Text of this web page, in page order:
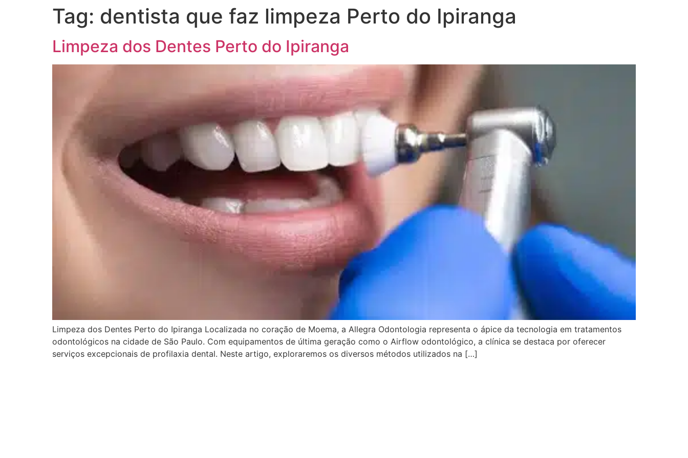
Tag: dentista que faz limpeza Perto do Ipiranga
Limpeza dos Dentes Perto do Ipiranga
Limpeza dos Dentes Perto do Ipiranga Localizada no coração de Moema, a Allegra Odontologia representa o ápice da tecnologia em tratamentos
odontológicos na cidade de São Paulo. Com equipamentos de última geração como o Airflow odontológico, a clínica se destaca por oferecer
serviços excepcionais de profilaxia dental. Neste artigo, exploraremos os diversos métodos utilizados na […]